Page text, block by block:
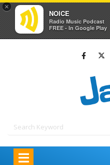
×
NOICE
Radio Music Podcast
FREE - In Google Play